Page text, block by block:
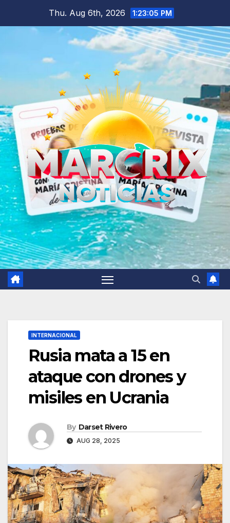
Thu. Aug 6th, 2026 1:23:06 PM
INTERNACIONAL
Rusia mata a 15 en
ataque con drones y
misiles en Ucrania
By Darset Rivero
AUG 28, 2025